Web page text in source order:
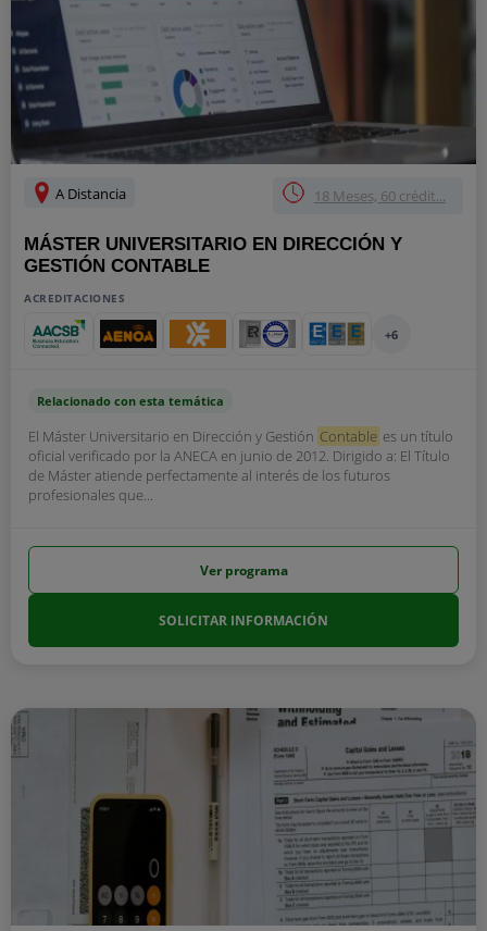
A Distancia 18 Meses, 60 crédit...
MÁSTER UNIVERSITARIO EN DIRECCIÓN Y
GESTIÓN CONTABLE
ACREDITACIONES
+6
Relacionado con esta temática
El Máster Universitario en Dirección y Gestión Contable es un título
oficial verificado por la ANECA en junio de 2012. Dirigido a: El Título
de Máster atiende perfectamente al interés de los futuros
profesionales que...
Ver programa
SOLICITAR INFORMACIÓN